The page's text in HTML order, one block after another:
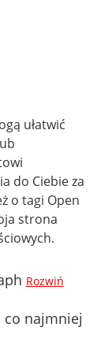
ułatwić
do Ciebie za
o tagi Open
strona
Rozwiń
co najmniej